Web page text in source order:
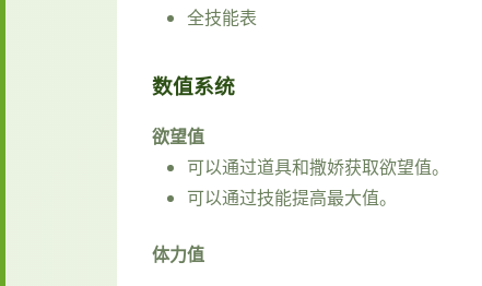
全技能表
数值系统
欲望值
可以通过道具和撒娇获取欲望值。
可以通过技能提高最大值。
体力值